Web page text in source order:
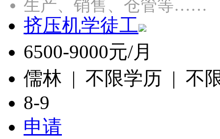
生产、销售、仓管等……
挤压机学徒工
6500-9000元/月
儒林 | 不限学历 | 不
8-9
申请